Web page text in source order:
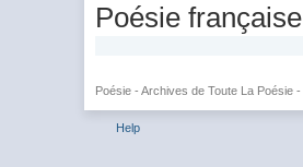
Poésie française
Poésie - Archives de Toute La Poésie
Help